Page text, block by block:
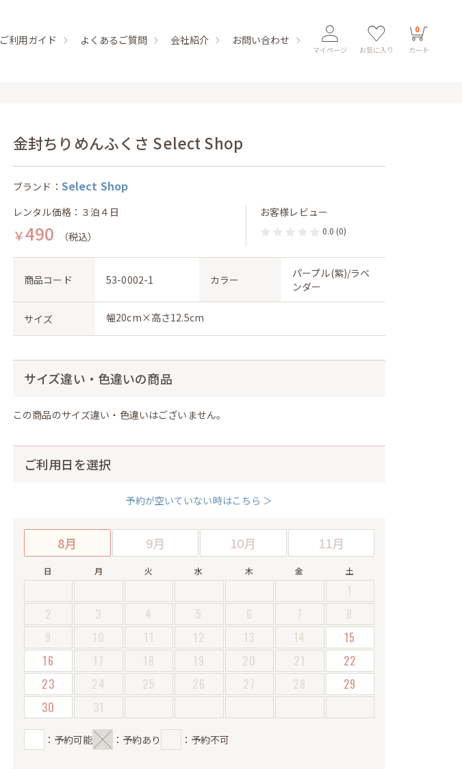
ご利用ガイド よくあるご質問 会社紹介 お問い合わせ
マイページ お気に入り
0
カート
金封ちりめんふくさ Select Shop
ブランド： Select Shop
レンタル価格：３泊４日
￥490 （税込）
お客様レビュー
0.0 (0)
商品コード 53-0002-1 カラー
パープル(紫)/ラベ
ンダー
サイズ 幅20cm×高さ12.5cm
サイズ違い・色違いの商品
この商品のサイズ違い・色違いはございません。
ご利用日を選択
予約が空いていない時はこちら ＞
8月 9月 10月 11月
日 月 火 水 木 金 土
1
2
3 4 5 6 7
8
9
10 11 12 13 14
15
16
17 18 19 20 21
22
23
24 25 26 27 28
29
30
31
：予約可能 ：予約あり ：予約不可